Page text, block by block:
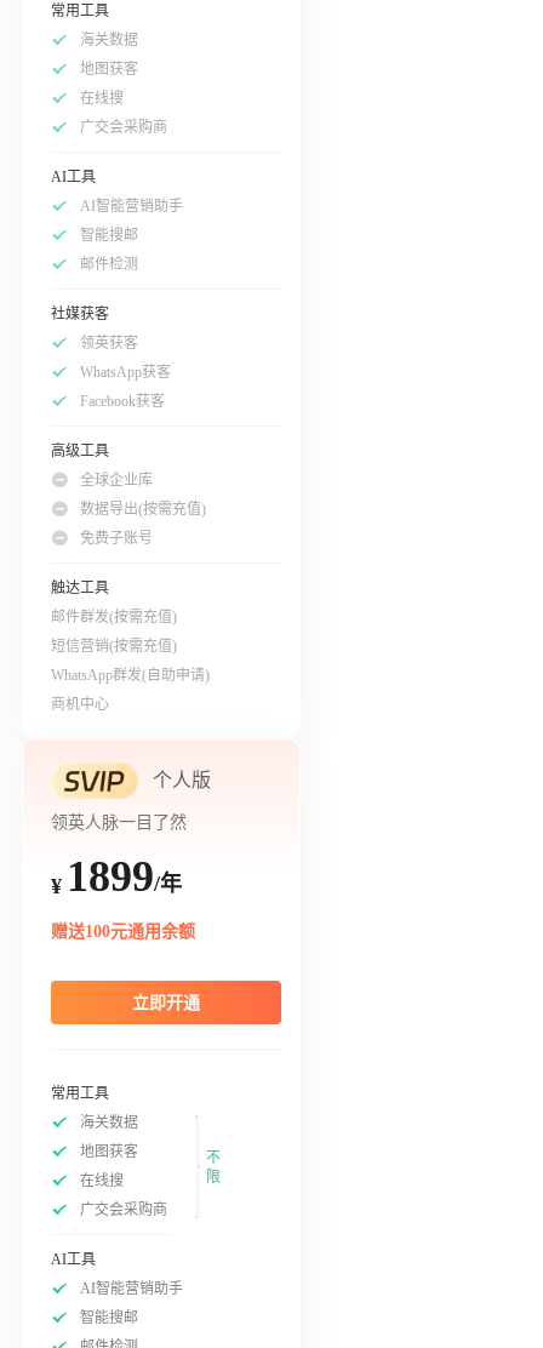
常用工具
海关数据
地图获客
在线搜
广交会采购商
AI工具
AI智能营销助手
智能搜邮
邮件检测
社媒获客
领英获客
WhatsApp获客
Facebook获客
高级工具
全球企业库
数据导出(按需充值)
免费子账号
触达工具
邮件群发(按需充值)
短信营销(按需充值)
WhatsApp群发(自助申请)
商机中心
个人版
领英人脉一目了然
¥ 1899/年
赠送100元通用余额
立即开通
常用工具
海关数据
地图获客
在线搜
广交会采购商
不
限
AI工具
AI智能营销助手
智能搜邮